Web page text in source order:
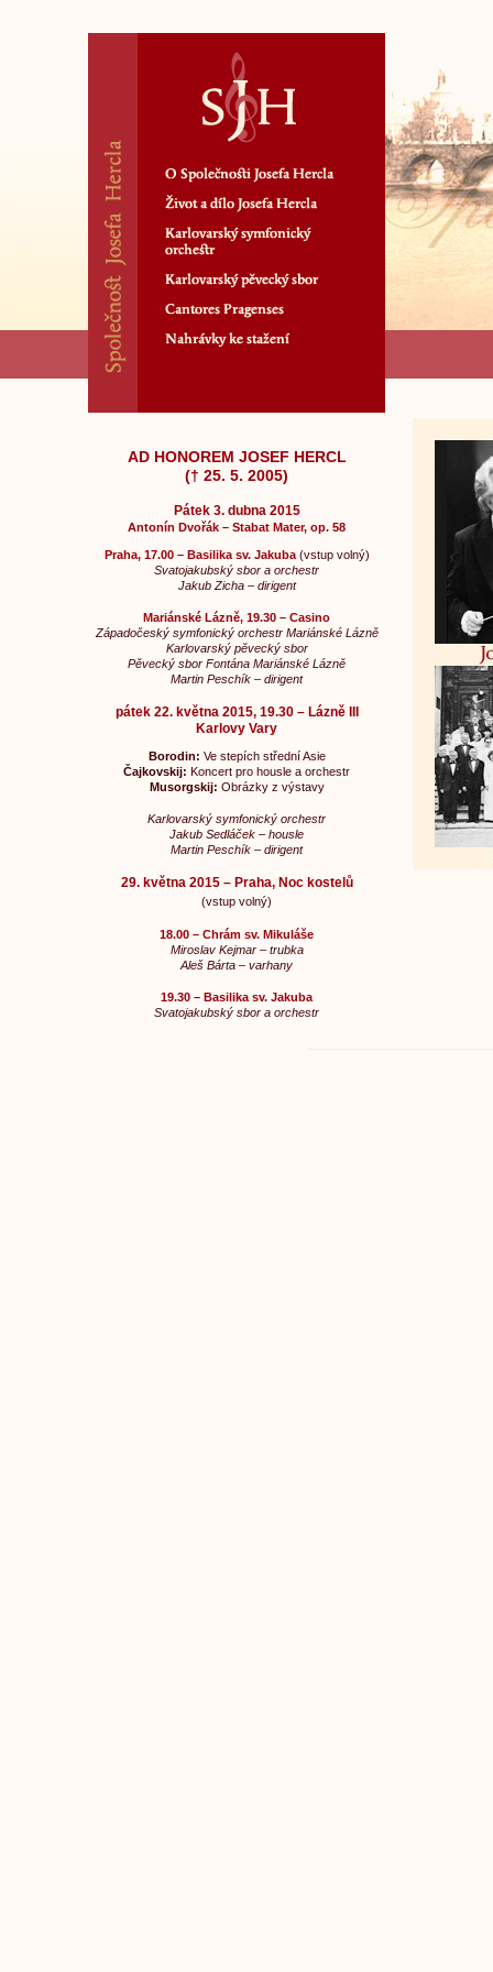
AD HONOREM JOSEF HERCL
(† 25. 5. 2005)
Pátek 3. dubna 2015
Antonín Dvořák – Stabat Mater, op. 58
Praha, 17.00 – Basilika sv. Jakuba(vstup volný)
Svatojakubský sbor a orchestr
Jakub Zicha – dirigent
Mariánské Lázně, 19.30 – Casino
Západočeský symfonický orchestr Mariánské Lázně
Karlovarský pěvecký sbor
Pěvecký sbor Fontána Mariánské Lázně
Martin Peschík – dirigent
pátek 22. května 2015, 19.30 – Lázně III
Karlovy Vary
Borodin: Ve stepích střední Asie
Čajkovskij: Koncert pro housle a orchestr
Musorgskij: Obrázky z výstavy
Karlovarský symfonický orchestr
Jakub Sedláček – housle
Martin Peschík – dirigent
29. května 2015 – Praha, Noc kostelů
(vstup volný)
18.00 – Chrám sv. Mikuláše
Miroslav Kejmar – trubka
Aleš Bárta – varhany
19.30 – Basilika sv. Jakuba
Svatojakubský sbor a orchestr